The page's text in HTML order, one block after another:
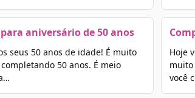
aniversário de 50 anos
seus 50 anos de idade! É muito
50 anos. É meio
Hoje
muito
você